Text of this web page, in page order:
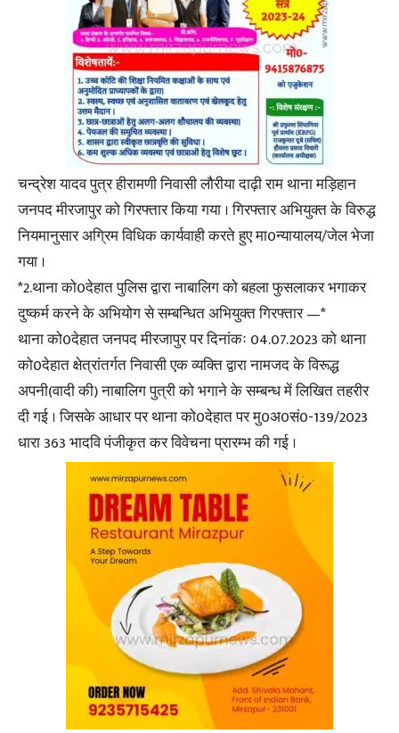
चन्द्रेश यादव पुत्र हीरामणी निवासी लौरीया दाढ़ी राम थाना मड़िहान
जनपद मीरजापुर को गिरफ्तार किया गया । गिरफ्तार अभियुक्त के विरुद्ध
नियमानुसार अग्रिम विधिक कार्यवाही करते हुए मा0न्यायालय/जेल भेजा
गया ।
*2.थाना को0देहात पुलिस द्वारा नाबालिग को बहला फुसलाकर भगाकर
दुष्कर्म करने के अभियोग से सम्बन्धित अभियुक्त गिरफ्तार —*
थाना को0देहात जनपद मीरजापुर पर दिनांकः 04.07.2023 को थाना
को0देहात क्षेत्रांतर्गत निवासी एक व्यक्ति द्वारा नामजद के विरूद्ध
अपनी(वादी की) नाबालिग पुत्री को भगाने के सम्बन्ध में लिखित तहरीर
दी गई । जिसके आधार पर थाना को0देहात पर मु0अ0सं0-139/2023
धारा 363 भादवि पंजीकृत कर विवेचना प्रारम्भ की गई ।